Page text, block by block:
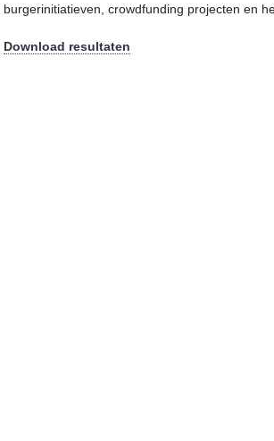
burgerinitiatieven, crowdfunding projecten en
Download resultaten